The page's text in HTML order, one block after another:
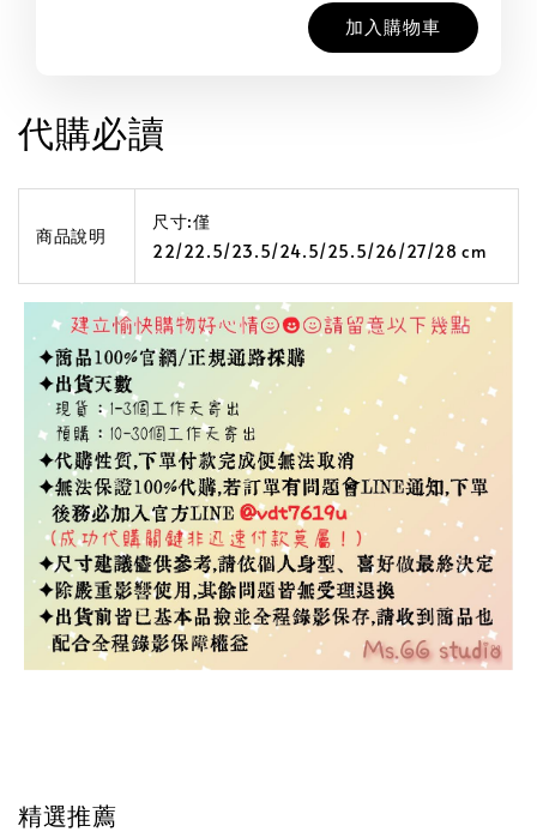
加入購物車
代購必讀
商品說明
尺寸:僅
22/22.5/23.5/24.5/25.5/26/27/28 cm
精選推薦